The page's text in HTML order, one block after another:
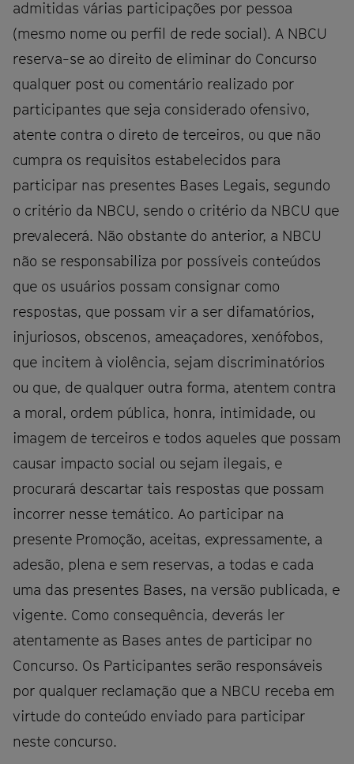
admitidas várias participações por pessoa
(mesmo nome ou perfil de rede social). A NBCU
reserva-se ao direito de eliminar do Concurso
qualquer post ou comentário realizado por
participantes que seja considerado ofensivo,
atente contra o direto de terceiros, ou que não
cumpra os requisitos estabelecidos para
participar nas presentes Bases Legais, segundo
o critério da NBCU, sendo o critério da NBCU que
prevalecerá. Não obstante do anterior, a NBCU
não se responsabiliza por possíveis conteúdos
que os usuários possam consignar como
respostas, que possam vir a ser difamatórios,
injuriosos, obscenos, ameaçadores, xenófobos,
que incitem à violência, sejam discriminatórios
ou que, de qualquer outra forma, atentem contra
a moral, ordem pública, honra, intimidade, ou
imagem de terceiros e todos aqueles que possam
causar impacto social ou sejam ilegais, e
procurará descartar tais respostas que possam
incorrer nesse temático. Ao participar na
presente Promoção, aceitas, expressamente, a
adesão, plena e sem reservas, a todas e cada
uma das presentes Bases, na versão publicada, e
vigente. Como consequência, deverás ler
atentamente as Bases antes de participar no
Concurso. Os Participantes serão responsáveis
por qualquer reclamação que a NBCU receba em
virtude do conteúdo enviado para participar
neste concurso.